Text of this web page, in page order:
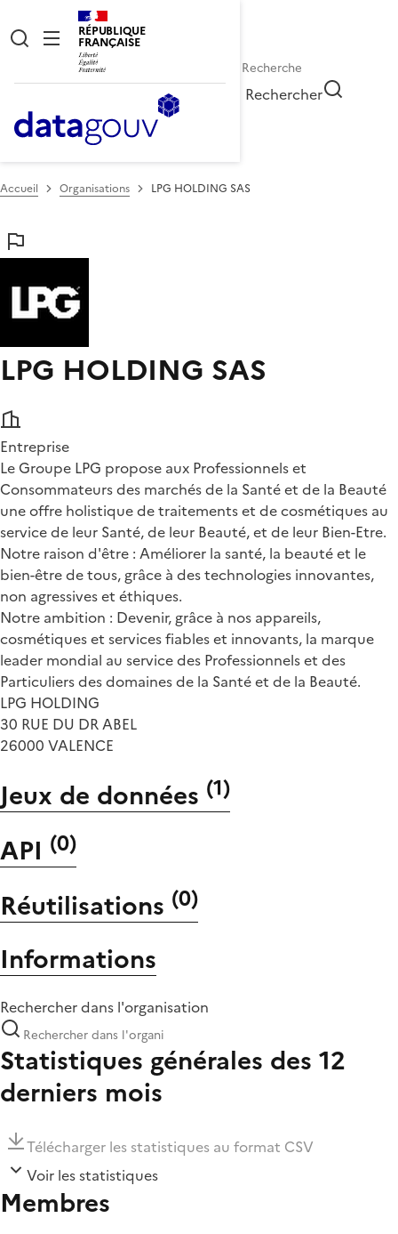
RÉPUBLIQUE
FRANÇAISE
Rechercher
Accueil Organisations LPG HOLDING SAS
LPG HOLDING SAS
Entreprise
Le Groupe LPG propose aux Professionnels et
Consommateurs des marchés de la Santé et de la Beauté
une offre holistique de traitements et de cosmétiques au
service de leur Santé, de leur Beauté, et de leur Bien-Etre.
Notre raison d'être : Améliorer la santé, la beauté et le
bien-être de tous, grâce à des technologies innovantes,
non agressives et éthiques.
Notre ambition : Devenir, grâce à nos appareils,
cosmétiques et services fiables et innovants, la marque
leader mondial au service des Professionnels et des
Particuliers des domaines de la Santé et de la Beauté.
LPG HOLDING
30 RUE DU DR ABEL
26000 VALENCE
Jeux de données (1)
API (0)
Réutilisations (0)
Informations
Rechercher dans l'organisation
Statistiques générales des 12
derniers mois
Télécharger les statistiques au format CSV
Voir les statistiques
Membres